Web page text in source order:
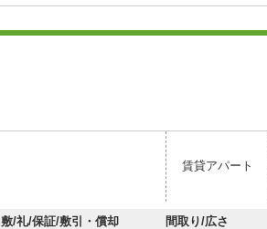
賃貸アパート
敷/礼/保証/敷引・償却 間取り/広さ